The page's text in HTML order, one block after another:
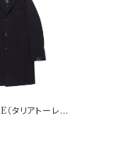
タリアトーレ）
33506